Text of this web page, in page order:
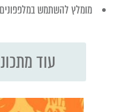
מומלץ להשתמש במלפפונים
עוד